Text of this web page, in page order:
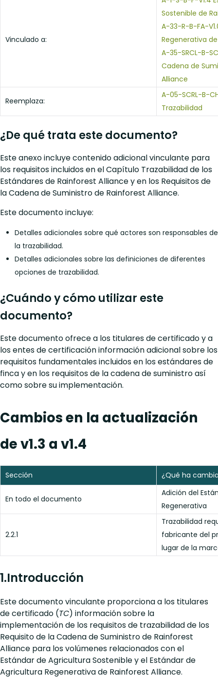
Vinculado a:
Sostenible de
A-33-R-B-FA-
Regenerativa
A-35-SRCL-B-
Cadena de
Alliance
Reemplaza:
A-05-SCRL-B-
Trazabilidad
¿De qué trata este documento?
Este anexo incluye contenido adicional vinculante para
los requisitos incluidos en el Capítulo Trazabilidad de los
Estándares de Rainforest Alliance y en los Requisitos de
la Cadena de Suministro de Rainforest Alliance.
Este documento incluye:
Detalles adicionales sobre qué actores son responsables de
la trazabilidad.
Detalles adicionales sobre las definiciones de diferentes
opciones de trazabilidad.
¿Cuándo y cómo utilizar este
documento?
Este documento ofrece a los titulares de certificado y a
los entes de certificación información adicional sobre los
requisitos fundamentales incluidos en los estándares de
finca y en los requisitos de la cadena de suministro así
como sobre su implementación.
Cambios en la actualización
de v1.3 a v1.4
Sección ¿Qué ha
En todo el documento
Adición del
Regenerativa
2.2.1
Trazabilidad
fabricante del
lugar de la
1.Introducción
Este documento vinculante proporciona a los titulares
de certificado (TC) información sobre la
implementación de los requisitos de trazabilidad de los
Requisito de la Cadena de Suministro de Rainforest
Alliance para los volúmenes relacionados con el
Estándar de Agricultura Sostenible y el Estándar de
Agricultura Regenerativa de Rainforest Alliance.